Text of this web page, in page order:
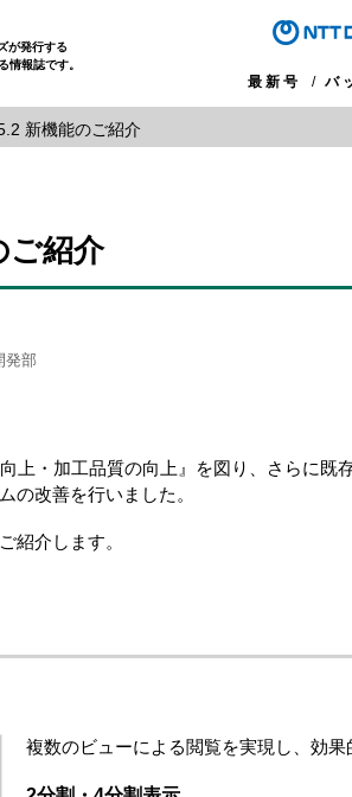
が発行する
情報誌です。
最新号 バ
新機能のご紹介
ご紹介
発部
上・加工品質の向上』を図り、さらに既
の改善を行いました。
紹介します。
複数のビューによる閲覧を実現し、効果